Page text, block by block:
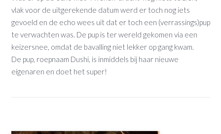
vlak voor de uitgerekende datum werd er toch nog iets
gevoeld en de echo wees uit dat er toch een (verrassings)pup
te verwachten was. De pup is ter wereld gekomen via een
keizersnee, omdat de bavalling niet lekker op gang kwam.
De pup, roepnaam Dushi, is inmiddels bij haar nieuwe
eigenaren en doet het super!